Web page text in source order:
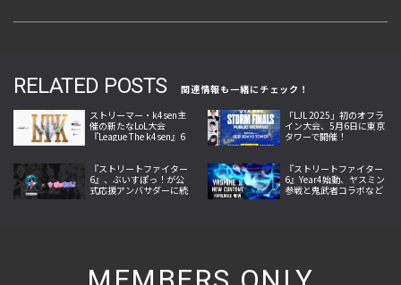
RELATED POSTS
関連情報も一緒にチェック！
ストリーマー・k4sen主
催の新たなLoL大会
『League The k4sen』6
「LJL 2025」初のオフラ
イン大会、5月6日に東京
タワーで開催！
『ストリートファイター
6』、ぶいすぽっ！が公
式応援アンバサダーに続
『ストリートファイター
6』Year4始動、ヤスミン
参戦と鬼武者コラボなど